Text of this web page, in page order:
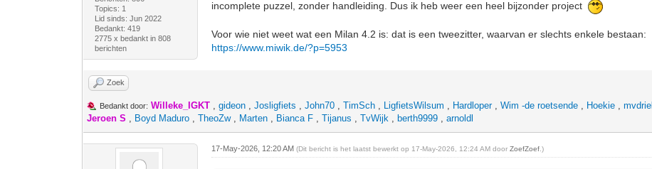
Topics: 1
Lid sinds: Jun 2022
Bedankt: 419
2775 x bedankt in 808
berichten
incomplete puzzel, zonder handleiding. Dus ik heb weer een heel bijzonder project
Voor wie niet weet wat een Milan 4.2 is: dat is een tweezitter, waarvan er slechts enkele bestaan:
https://www.miwik.de/?p=5953
Zoek
Bedankt door: Willeke_IGKT ,gideon ,Josligfiets ,John70 ,TimSch , LigfietsWilsum , Hardloper,Wim -de roetsende , Hoekie ,mvdriel
Jeroen S , Boyd Maduro ,TheoZw, Marten , Bianca F ,Tijanus ,TvWijk , berth9999 ,arnoldl
17-May-2026, 12:20 AM(Dit bericht is het laatst bewerkt op 17-May-2026, 12:24 AM doorZoefZoef .)